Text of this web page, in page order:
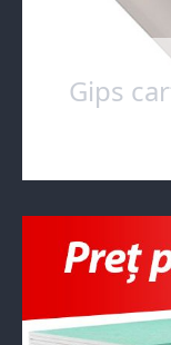
Gips